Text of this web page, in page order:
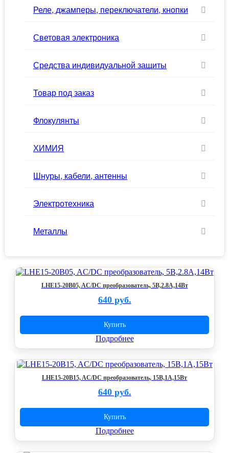
Реле, джамперы, переключатели, кнопки
Световая электроника
Средства индивидуальной защиты
Товар под заказ
Флокулянты
ХИМИЯ
Шнуры, кабели, антенны
Электротехника
Металлы
LHE15-20B05, AC/DC преобразователь, 5В,2.8А,14Вт
640 руб.
Купить
Подробнее
LHE15-20B15, AC/DC преобразователь, 15В,1А,15Вт
640 руб.
Купить
Подробнее